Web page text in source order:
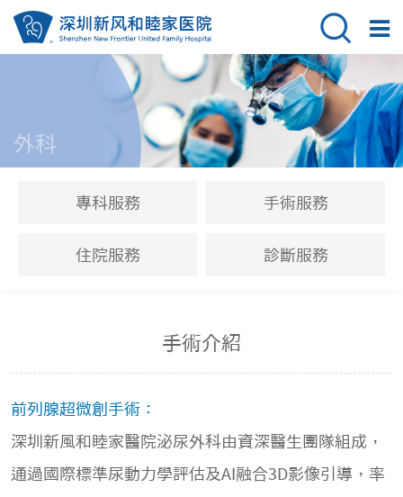
外科
專科服務 手術服務
住院服務 診斷服務
手術介紹
前列腺超微創手術：
深圳新風和睦家醫院泌尿外科由資深醫生團隊組成，
通過國際標準尿動力學評估及AI融合3D影像引導，率